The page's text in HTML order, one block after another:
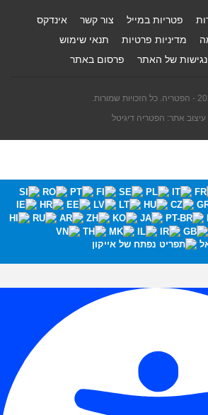
פטריות במייל צור קשר
אינדקס
מדיניות פרטיות
תנאי שימוש
של האתר
פרסום באתר
עיצוב אתר: הפטריה דיגיטל